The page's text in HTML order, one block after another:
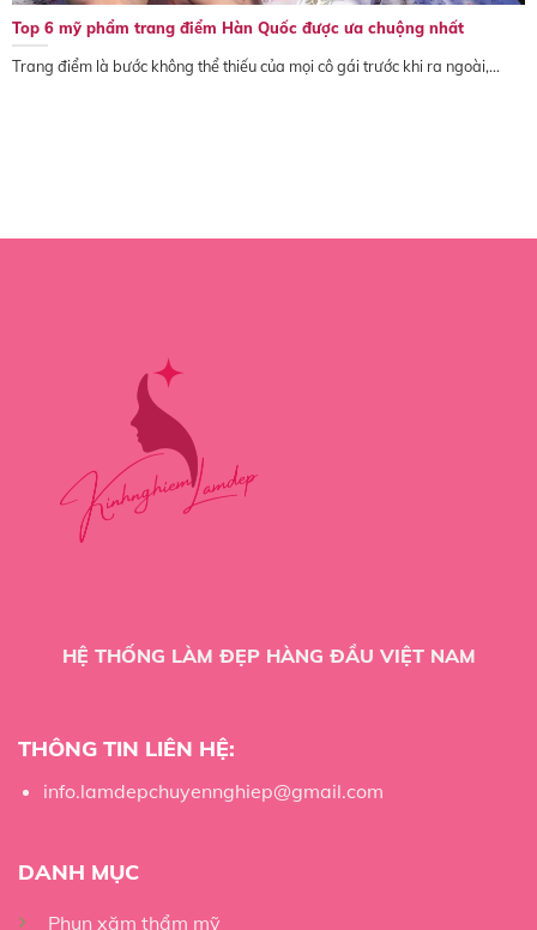
Top 6 mỹ phẩm trang điểm Hàn Quốc được ưa chuộng nhất
Trang điểm là bước không thể thiếu của mọi cô gái trước khi ra ngoài,...
HỆ THỐNG LÀM ĐẸP HÀNG ĐẦU VIỆT NAM
THÔNG TIN LIÊN HỆ:
info.lamdepchuyennghiep@gmail.com
DANH MỤC
Phun xăm thẩm mỹ